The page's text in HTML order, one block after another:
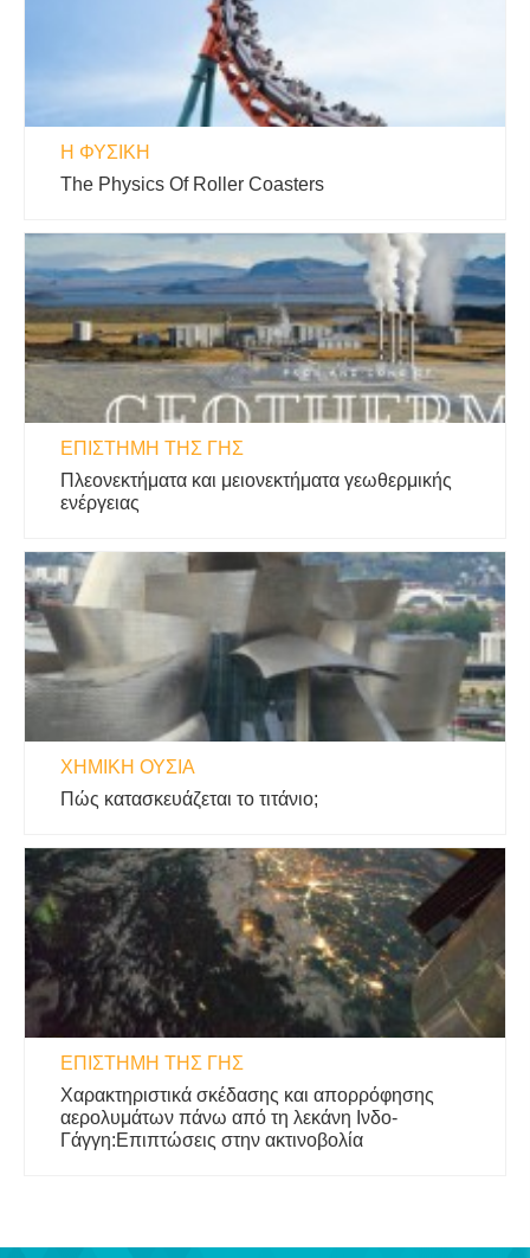
Η ΦΥΣΙΚΗ
The Physics Of Roller Coasters
ΕΠΙΣΤΉΜΗ ΤΗΣ ΓΗΣ
Πλεονεκτήματα και μειονεκτήματα γεωθερμικής
ενέργειας
ΧΗΜΙΚΉ ΟΥΣΊΑ
Πώς κατασκευάζεται το τιτάνιο;
ΕΠΙΣΤΉΜΗ ΤΗΣ ΓΗΣ
Χαρακτηριστικά σκέδασης και απορρόφησης
αερολυμάτων πάνω από τη λεκάνη Ινδο-
Γάγγη:Επιπτώσεις στην ακτινοβολία